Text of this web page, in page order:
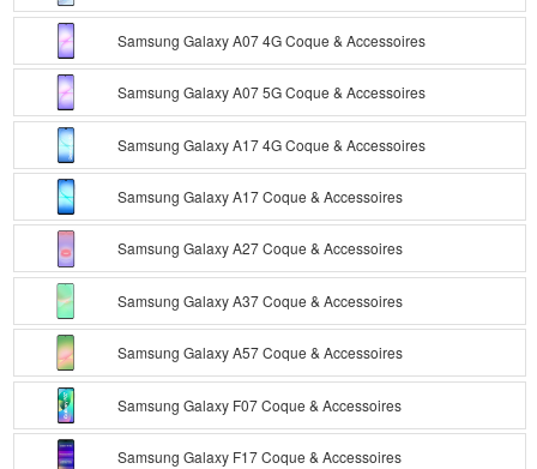
Samsung Galaxy A07 4G Coque & Accessoires
Samsung Galaxy A07 5G Coque & Accessoires
Samsung Galaxy A17 4G Coque & Accessoires
Samsung Galaxy A17 Coque & Accessoires
Samsung Galaxy A27 Coque & Accessoires
Samsung Galaxy A37 Coque & Accessoires
Samsung Galaxy A57 Coque & Accessoires
Samsung Galaxy F07 Coque & Accessoires
Samsung Galaxy F17 Coque & Accessoires